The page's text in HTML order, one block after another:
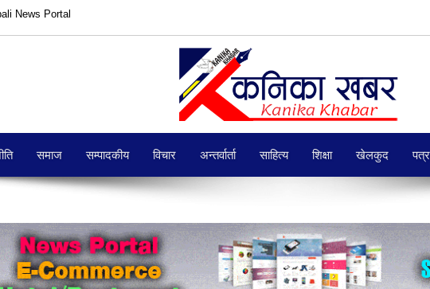
News Portal
समाज सम्पादकीय विचार अन्तर्वार्ता साहित्य शिक्षा खेलकुद